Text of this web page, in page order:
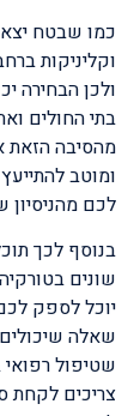
כמו שבטח
וקליניקות
ולכן הבחירה
בתי החולים
מהסיבה הזאת
ומוטב
לכם
בנוסף לכך
שונים
יוכל לספק
שאלה
שטיפול
צריכים לקחת